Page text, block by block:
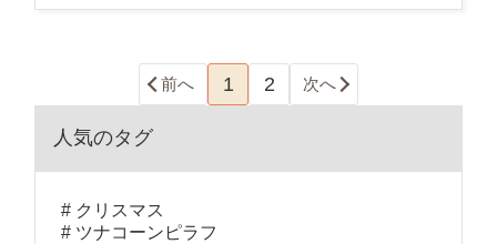
前へ 1 2 次へ
人気のタグ
クリスマス
ツナコーンピラフ